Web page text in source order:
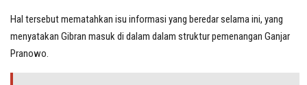
Hal tersebut mematahkan isu informasi yang beredar selama ini, yang
menyatakan Gibran masuk di dalam dalam struktur pemenangan Ganjar
Pranowo.